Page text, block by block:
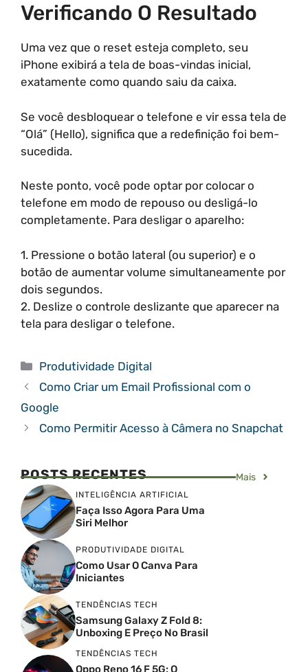
Verificando O Resultado
Uma vez que o reset esteja completo, seu
iPhone exibirá a tela de boas-vindas inicial,
exatamente como quando saiu da caixa.
Se você desbloquear o telefone e vir essa tela de
“Olá” (Hello), significa que a redefinição foi bem-
sucedida.
Neste ponto, você pode optar por colocar o
telefone em modo de repouso ou desligá-lo
completamente. Para desligar o aparelho:
1. Pressione o botão lateral (ou superior) e o
botão de aumentar volume simultaneamente por
dois segundos.
2. Deslize o controle deslizante que aparecer na
tela para desligar o telefone.
Categorias
Produtividade Digital
Como Criar um Email Profissional com o
Google
Como Permitir Acesso à Câmera no Snapchat
POSTS RECENTES Mais
INTELIGÊNCIA ARTIFICIAL
Faça Isso Agora Para Uma
Siri Melhor
PRODUTIVIDADE DIGITAL
Como Usar O Canva Para
Iniciantes
TENDÊNCIAS TECH
Samsung Galaxy Z Fold 8:
Unboxing E Preço No Brasil
TENDÊNCIAS TECH
Oppo Reno 16 F 5G: O